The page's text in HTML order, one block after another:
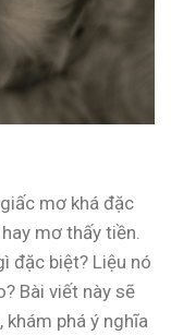
mơ khá đặc
mơ thấy tiền.
đặc biệt? Liệu nó
Bài viết này sẽ
phá ý nghĩa